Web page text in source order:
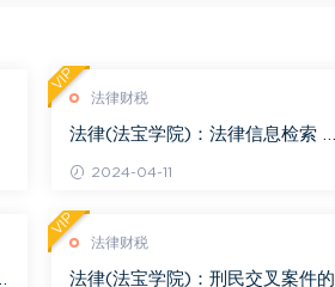
法律财税
法律(法宝学院)：法律信息检索 百
2024-04-11
VIP
法律财税
法律(法宝学院)：刑民交叉案件的
VIP